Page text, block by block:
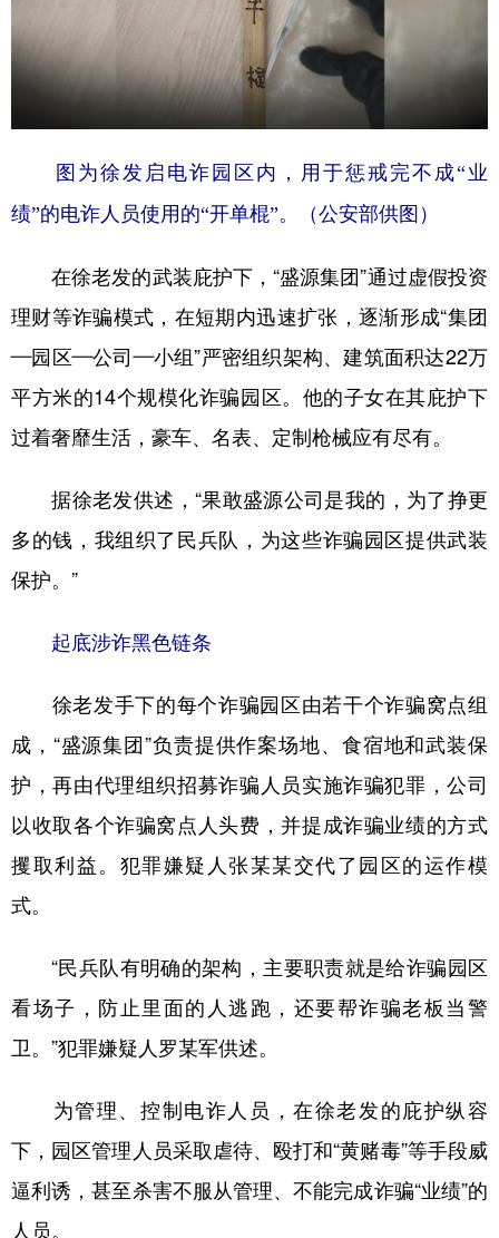
图为徐发启电诈园区内，用于惩戒完不成“业
绩”的电诈人员使用的“开单棍”。（公安部供图）
在徐老发的武装庇护下，“盛源集团”通过虚假投资
理财等诈骗模式，在短期内迅速扩张，逐渐形成“集团
—园区—公司—小组”严密组织架构、建筑面积达22万
平方米的14个规模化诈骗园区。他的子女在其庇护下
过着奢靡生活，豪车、名表、定制枪械应有尽有。
据徐老发供述，“果敢盛源公司是我的，为了挣更
多的钱，我组织了民兵队，为这些诈骗园区提供武装
保护。”
起底涉诈黑色链条
徐老发手下的每个诈骗园区由若干个诈骗窝点组
成，“盛源集团”负责提供作案场地、食宿地和武装保
护，再由代理组织招募诈骗人员实施诈骗犯罪，公司
以收取各个诈骗窝点人头费，并提成诈骗业绩的方式
攫取利益。犯罪嫌疑人张某某交代了园区的运作模
式。
“民兵队有明确的架构，主要职责就是给诈骗园区
看场子，防止里面的人逃跑，还要帮诈骗老板当警
卫。”犯罪嫌疑人罗某军供述。
为管理、控制电诈人员，在徐老发的庇护纵容
下，园区管理人员采取虐待、殴打和“黄赌毒”等手段威
逼利诱，甚至杀害不服从管理、不能完成诈骗“业绩”的
人员。